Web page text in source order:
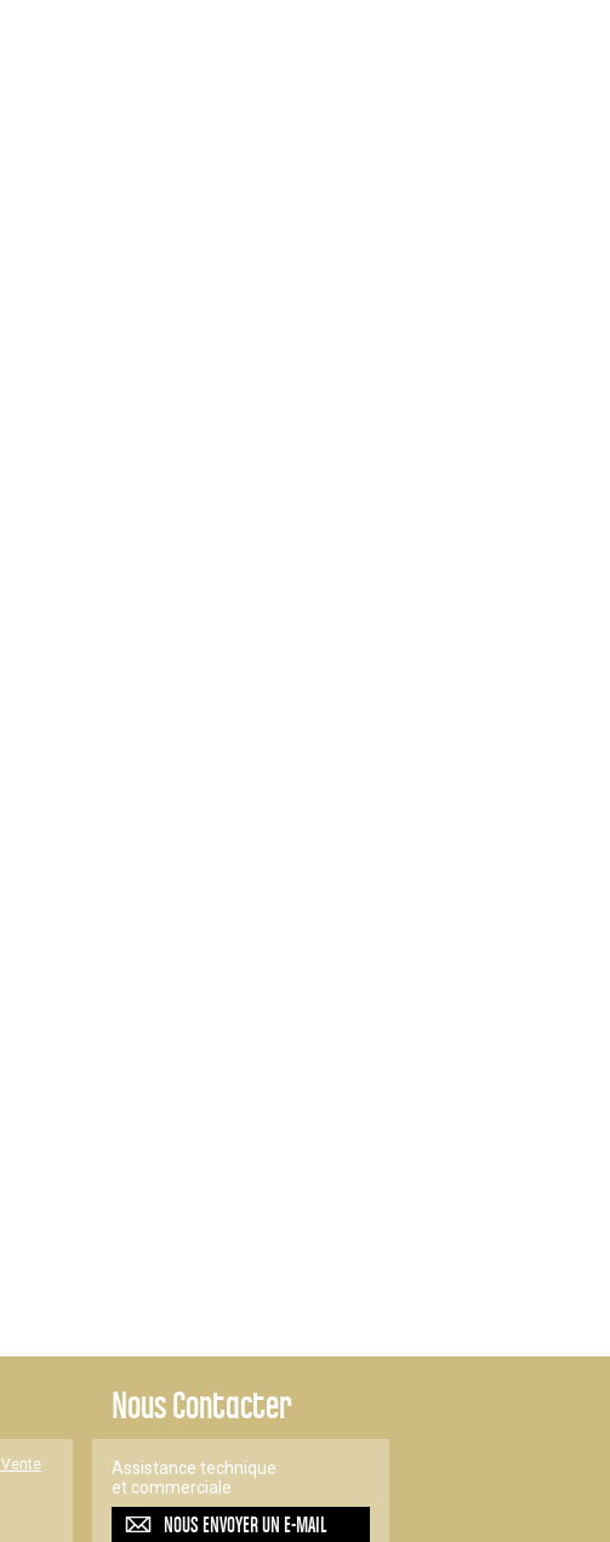
Nous Contacter
Assistance technique
et commerciale
NOUS ENVOYER UNE-MAIL